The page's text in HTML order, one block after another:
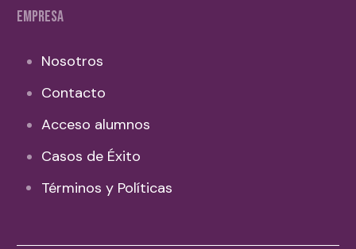
EMPRESA
Nosotros
Contacto
Acceso alumnos
Casos de Éxito
Términos y Políticas